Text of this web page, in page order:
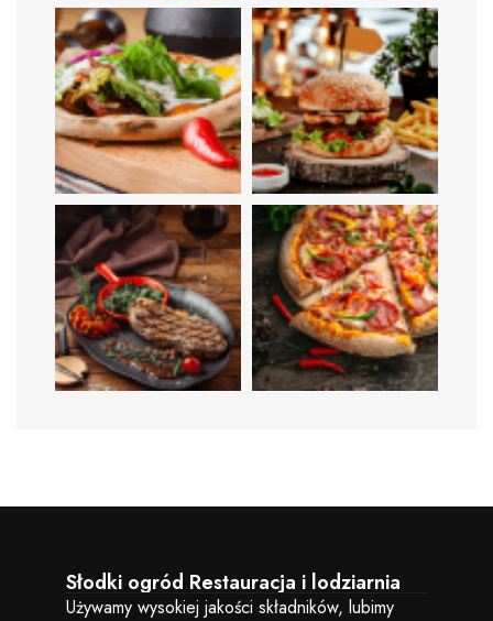
Słodki ogród Restauracja i lodziarnia
Używamy wysokiej jakości składników, lubimy